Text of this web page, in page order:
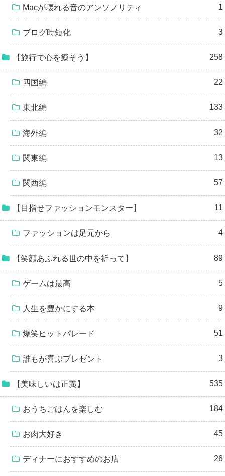
Macが壊れる音のアンソノリティ 1
ブログ時短化 3
【旅行で心を癒そう】 258
四国編 22
東北編 133
海外編 32
関東編 13
関西編 57
【目指せファッションモンスター】 11
ファッションは足元から 4
【笑顔あふれる世の中を祈って】 89
ゲームは最高 5
人生を豊かにする本 9
爆笑ヒットパレード 51
誰もが喜ぶプレゼント 3
【美味しいは正義】 535
おうちごはんを楽しむ 184
お肉大好き 45
ディナーにおすすめのお店 26